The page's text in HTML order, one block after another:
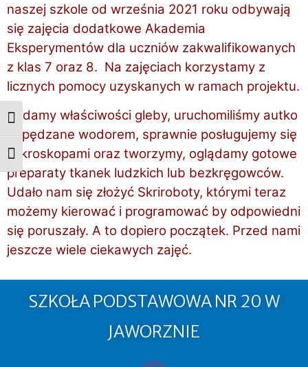
Przełącz wysoki kontrast
Zmień rozmiar czcionek
naszej szkole od września 2021 roku odbywają
się zajęcia dodatkowe Akademia
Eksperymentów dla uczniów zakwalifikowanych
z klas 7 oraz 8. Na zajęciach korzystamy z
licznych pomocy uzyskanych w ramach projektu.
Badamy właściwości gleby, uruchomiliśmy autko
napędzane wodorem, sprawnie posługujemy się
mikroskopami oraz tworzymy, oglądamy gotowe
preparaty tkanek ludzkich lub bezkręgowców.
Udało nam się złożyć Skriroboty, którymi teraz
możemy kierować i programować by odpowiedni
się poruszały. A to dopiero początek. Przed nami
jeszcze wiele ciekawych zajęć.
SZKOŁA PODSTAWOWA NR 20 W
JAWORZNIE